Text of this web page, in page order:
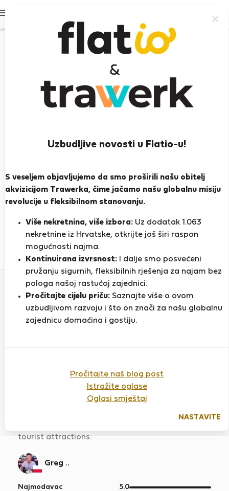
Uzbudljive novosti u Flatio-u!
S veseljem objavljujemo da smo proširili našu obitelj
akvizicijom Trawerka, čime jačamo našu globalnu misiju
revolucije u fleksibilnom stanovanju.
Više nekretnina, više izbora: Uz dodatak 1.063
nekretnine iz Hrvatske, otkrijte još širi raspon
mogućnosti najma.
Kontinuirana izvrsnost: I dalje smo posvećeni
pružanju sigurnih, fleksibilnih rješenja za najam bez
pologa našoj rastućoj zajednici.
Pročitajte cijelu priču: Saznajte više o ovom
uzbudljivom razvoju i što on znači za našu globalnu
zajednicu domaćina i gostiju.
Pročitajte naš blog post
Istražite oglase
Oglasi smještaj
NASTAVITE
Yardena S.
Iskusan domaćin
Lisabon
PRIKAŽI ŽIVOTOPIS
Ocjena i reference
1
Ponude
Ocjena
Balcony
Ocijenjeno:27.02.2020
mjeseca
Great host! Highly recommend Yardena and her
tourist attractions.
Greg ..
Najmodavac 5.0od